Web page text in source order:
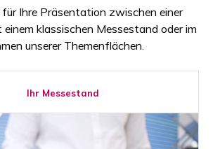
Ihre Präsentation zwischen einer
einem klassischen Messestand oder im
unserer Themenflächen.
Ihr Messestand